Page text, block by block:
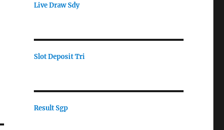
Live Draw Sdy
Slot Deposit Tri
Result Sgp